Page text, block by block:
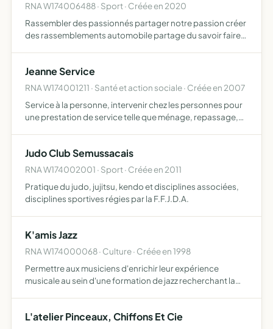
RNA W174006488 · Sport · Créée en 2020
Rassembler des passionnés partager notre passion créer
des rassemblements automobile partage du savoir faire
Jeanne Service
RNA W174001211 · Santé et action sociale · Créée en 2007
Service à la personne, intervenir chez les personnes pour
une prestation de service telle que ménage, repassage,
Judo Club Semussacais
RNA W174002001 · Sport · Créée en 2011
Pratique du judo, jujitsu, kendo et disciplines associées,
disciplines sportives régies par la F.F.J.D.A.
K'amis Jazz
RNA W174000068 · Culture · Créée en 1998
Permettre aux musiciens d'enrichir leur expérience
musicale au sein d'une formation de jazz recherchant la
L'atelier Pinceaux, Chiffons Et Cie